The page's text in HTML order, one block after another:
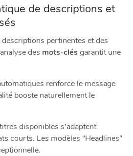
de descriptions et
pertinentes et des
des mots-clésgarantit une
renforce le message
booste naturellement le
disponibles s’adaptent
courts. Les modèles “Headlines”